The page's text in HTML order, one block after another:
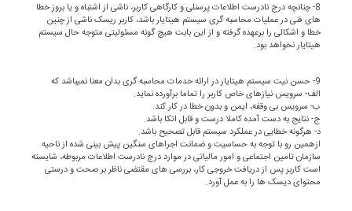
8- چنانچه درج نادرست اطلاعات پرسنلی و کارگاهی کاربر، ناشی از اشتباه و یا بروز خطا
های فنی در عملیات محاسبه گری سیستم هیتایار باشد، کاربر ریسک ناشی از چنین
خطا و اشکالی را برعهده گرفته و از این بابت هیچ گونه مسئولیتی متوجه حال سیستم
هیتایار نخواهد بود.
9- حسن نیت سیستم هیتایار در ارائه خدمات محاسبه گری بدان معنا نمیباشد که
الف- سرویس نیازهای خاص کاربر را تماما برآورده نماید.
ب- سرویس بی وقفه، ایمن و بدون خطا در کار کند.
ج- نتایج به دست آمده کاملا درست و قابل اتکا باشد.
د- هرگونه خطایی در عملکرد سیستم قابل تصحیح باشد.
ازهمین رو با توجه به حساسیت و ضمانت اجراهای سنگین پیش بینی شده از ناحیه
سازمان تامین اجتماعی و امور مالیاتی در موارد درج نادرست اطلاعات مربوطه، شایسته
است کاربر پس از دریافت خروجی کار، بررسی های مقتضی ناظر بر صحت و درستی
محتوای دیسک ها را به عمل آورد.